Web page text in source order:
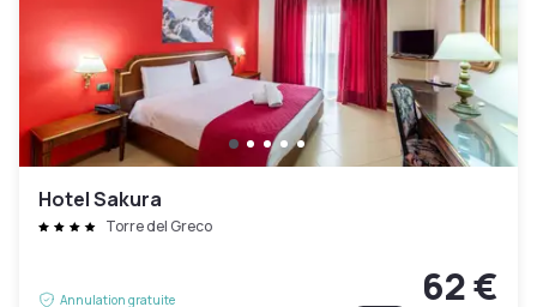
Hotel Sakura
Torre del Greco
Annulation gratuite
62 €